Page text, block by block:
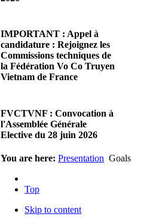
Read more...
There are no translations
available.Cliquez sur ce lien
pour accéder aux résultats
Read more...
IMPORTANT : Appel à
candidature : Rejoignez les
Commissions techniques de
la Fédération Vo Co Truyen
Vietnam de France
There are no translations
available.Madame la
Présidente, Monsieur le
Read more...
FVCTVNF : Convocation à
l'Assemblée Générale
Elective du 28 juin 2026
23/05/2026 23:00
available.Chères Présidentes,
chers Présidents,Veuillez
Read more...
You are here: Presentation Goals
Top
Skip to content